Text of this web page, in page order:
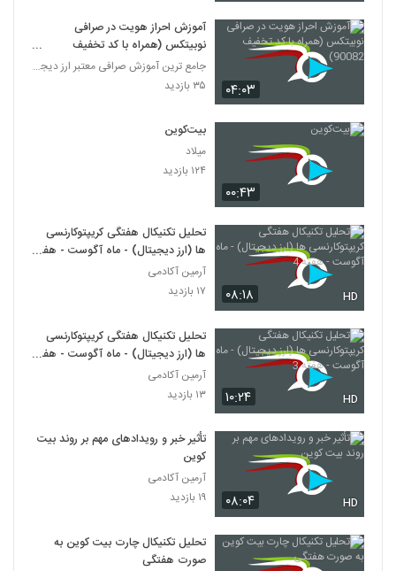
۰۴:۰۳
آموزش احراز هویت در صرافی
نوبیتکس (همراه با کد تخفیف
90082)
جامع ترین آموزش صرافی معتبر ارز دیجیتال نوبیتکس
۳۵ بازدید
۰۰:۴۳
بیت‌کوین
میلاد
۱۲۴ بازدید
۰۸:۱۸ HD
تحلیل تکنیکال هفتگی کریپتوکارنسی
ها (ارز دیجیتال) - ماه آگوست - هفته
4
آرمین آکادمی
۱۷ بازدید
۱۰:۲۴ HD
تحلیل تکنیکال هفتگی کریپتوکارنسی
ها (ارز دیجیتال) - ماه آگوست - هفته
3
آرمین آکادمی
۱۳ بازدید
۰۸:۰۴ HD
تأثیر خبر و رویدادهای مهم بر روند بیت
کوین
آرمین آکادمی
۱۹ بازدید
تحلیل تکنیکال چارت بیت کوین به
صورت هفتگی